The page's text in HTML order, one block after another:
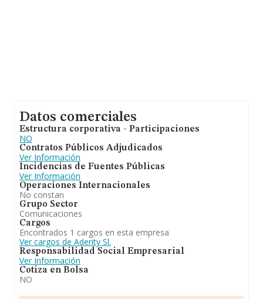
Datos comerciales
Estructura corporativa - Participaciones
NO
Contratos Públicos Adjudicados
Ver Información
Incidencias de Fuentes Públicas
Ver Información
Operaciones Internacionales
No constan
Grupo Sector
Comunicaciones
Cargos
Encontrados 1 cargos en esta empresa
Ver cargos de Aderity Sl.
Responsabilidad Social Empresarial
Ver Información
Cotiza en Bolsa
NO